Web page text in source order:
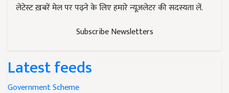
लेटेस्ट ख़बरें मेल पर पढ़ने के लिए हमारे न्यूज़लेटर की सदस्यता लें.
Subscribe Newsletters
Latest feeds
Government Scheme